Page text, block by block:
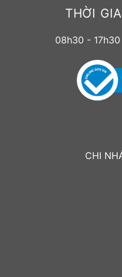
THỜI
08h30 -
CHI